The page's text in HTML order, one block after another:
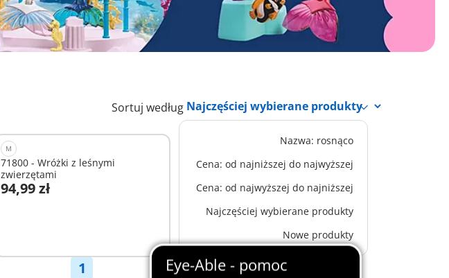
Sortuj według
Nazwa: rosnąco
Cena: od najniższej do najwyższej
Cena: od najwyższej do najniższej
Najczęściej wybierane produkty
Nowe produkty
M
71800 - Wróżki z leśnymi
zwierzętami
94,99 zł
Dodaj do koszyka
1